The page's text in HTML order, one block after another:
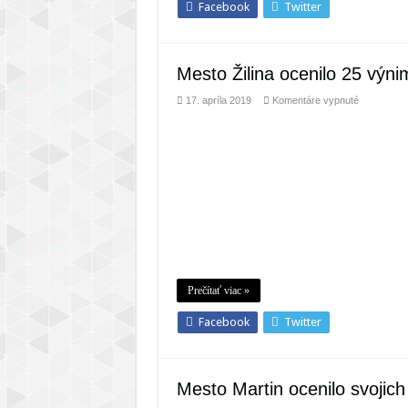
Facebook Twitter
Mesto Žilina ocenilo 25
17. apríla 2019 Komentáre vypnuténa
Prečítať viac »
Facebook Twitter
Mesto Martin ocenilo